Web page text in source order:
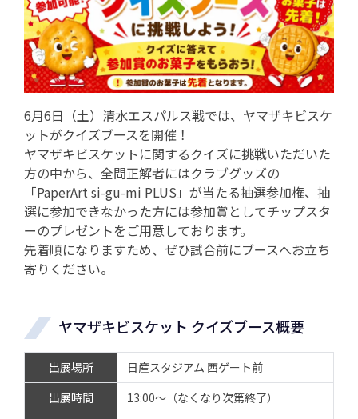
6月6日（土）清水エスパルス戦では、ヤマザキビスケ
ットがクイズブースを開催！
ヤマザキビスケットに関するクイズに挑戦いただいた
方の中から、全問正解者にはクラブグッズの
「PaperArt si-gu-mi PLUS」が当たる抽選参加権、抽
選に参加できなかった方には参加賞としてチップスタ
ーのプレゼントをご用意しております。
先着順になりますため、ぜひ試合前にブースへお立ち
寄りください。
ヤマザキビスケット クイズブース概要
出展場所
日産スタジアム 西ゲート前
出展時間
13:00～（なくなり次第終了）